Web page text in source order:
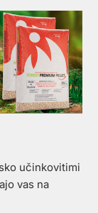
učinkovitimi
vas na